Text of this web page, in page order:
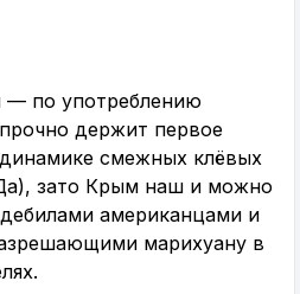
— по употреблению
держит первое
смежных клёвых
зато Крым наш и можно
американцами и
марихуану в